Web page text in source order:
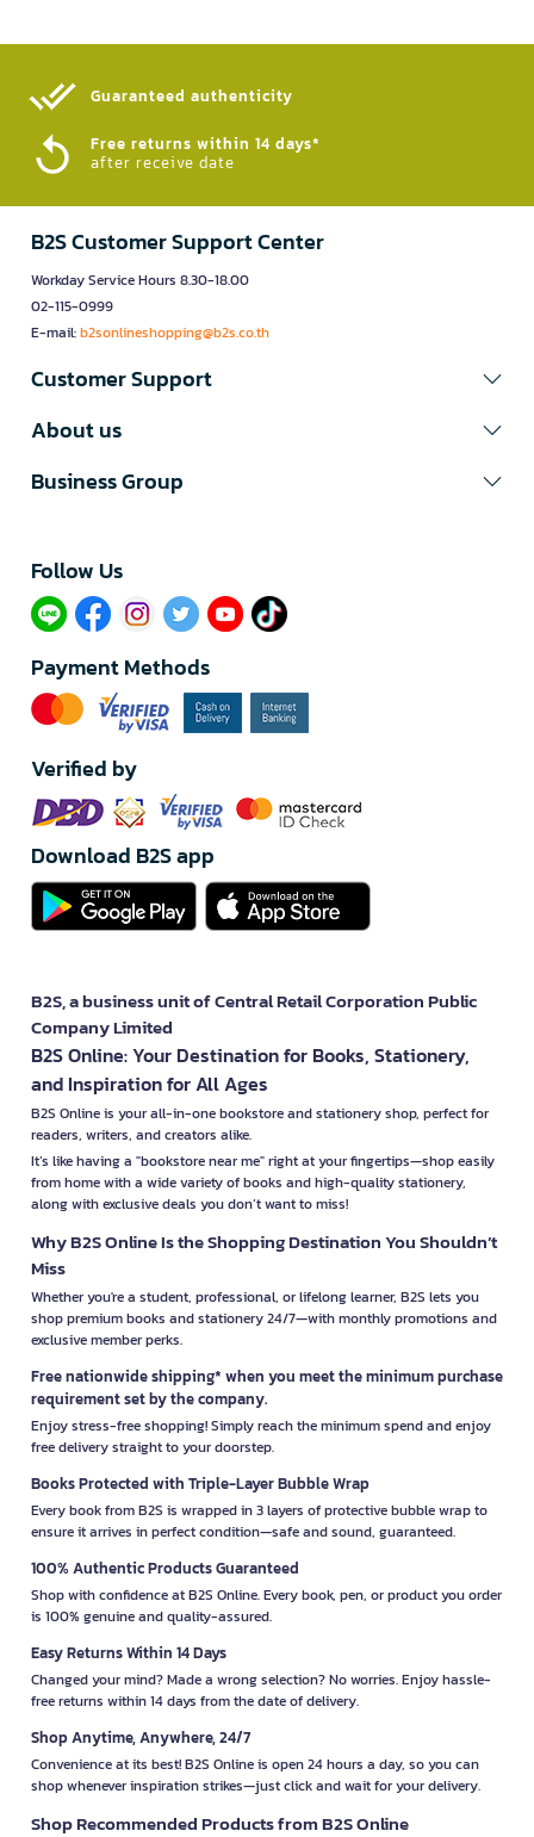
Guaranteed authenticity​
Free returns within 14 days*
after receive date
B2S Customer Support Center
Workday Service Hours 8.30-18.00
02-115-0999
E-mail:b2sonlineshopping@b2s.co.th
Customer Support
About us
Business Group
Follow Us​
Payment Methods
Verified by
Download B2S app
B2S, a business unit of Central Retail Corporation Public
Company Limited
B2S Online: Your Destination for Books, Stationery,
and Inspiration for All Ages
B2S Online is your all-in-one bookstore and stationery shop, perfect for
readers, writers, and creators alike.
It’s like having a "bookstore near me" right at your fingertips—shop easily
from home with a wide variety of books and high-quality stationery,
along with exclusive deals you don’t want to miss!
Why B2S Online Is the Shopping Destination You Shouldn’t
Miss
Whether you're a student, professional, or lifelong learner, B2S lets you
shop premium books and stationery 24/7—with monthly promotions and
exclusive member perks.
Free nationwide shipping* when you meet the minimum purchase
requirement set by the company.
Enjoy stress-free shopping! Simply reach the minimum spend and enjoy
free delivery straight to your doorstep.
Books Protected with Triple-Layer Bubble Wrap
Every book from B2S is wrapped in 3 layers of protective bubble wrap to
ensure it arrives in perfect condition—safe and sound, guaranteed.
100% Authentic Products Guaranteed
Shop with confidence at B2S Online. Every book, pen, or product you order
is 100% genuine and quality-assured.
Easy Returns Within 14 Days
Changed your mind? Made a wrong selection? No worries. Enjoy hassle-
free returns within 14 days from the date of delivery.
Shop Anytime, Anywhere, 24/7
Convenience at its best! B2S Online is open 24 hours a day, so you can
shop whenever inspiration strikes—just click and wait for your delivery.
Shop Recommended Products from B2S Online